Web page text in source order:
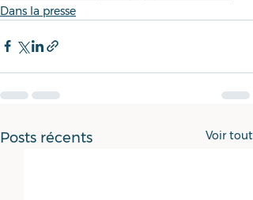
Dans la presse
Posts récents Voir tout